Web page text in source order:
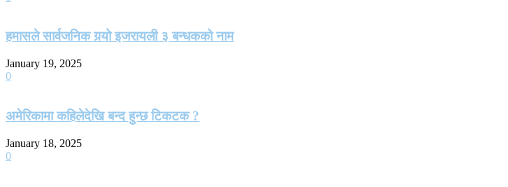
हमासले सार्वजनिक गर्‍यो इजरायली ३ बन्धकको नाम
January 19, 2025
0
अमेरिकामा कहिलेदेखि बन्द हुन्छ टिकटक ?
January 18, 2025
0